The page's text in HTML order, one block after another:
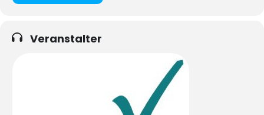
Veranstalter